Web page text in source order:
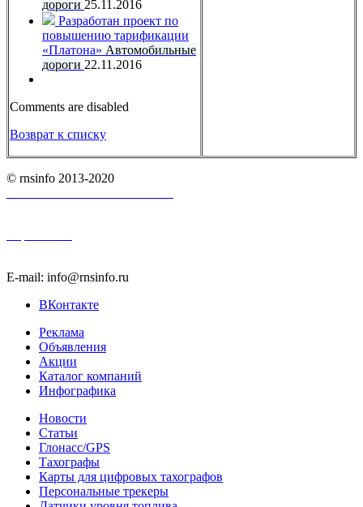
дороги 25.11.2016
Разработан проект по
повышению тарификации
«Платона» Автомобильные
дороги 22.11.2016
Comments are disabled
Возврат к списку
© rnsinfo 2013-2020
E-mail: info@rnsinfo.ru
ВКонтакте
Реклама
Объявления
Акции
Каталог компаний
Инфографика
Новости
Статьи
Глонасс/GPS
Тахографы
Карты для цифровых тахографов
Персональные трекеры